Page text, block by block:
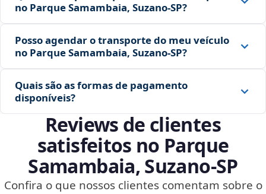
no Parque Samambaia, Suzano‑SP?
Posso agendar o transporte do meu veículo
no Parque Samambaia, Suzano‑SP?
Quais são as formas de pagamento
disponíveis?
Reviews de clientes
satisfeitos no Parque
Samambaia, Suzano‑SP
Confira o que nossos clientes comentam sobre o